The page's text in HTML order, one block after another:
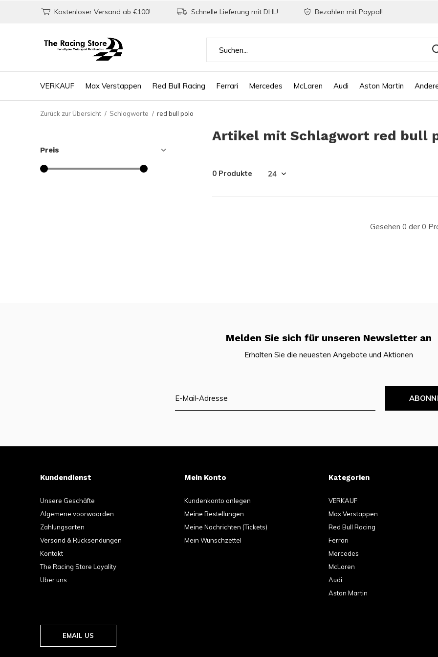
VERKAUF Max Verstappen Red Bull Racing Ferrari Mercedes McLaren Audi Aston Martin
Kostenloser Versand ab €100! Schnelle Lieferung mit DHL! Bezahlen mit Paypal!
Zurück zur Übersicht Schlagworte red bull polo
Artikel mit Schlagwort red bull
0 Produkte
Gesehen 0 der 0
Preis
Melden Sie sich für unseren Newsletter an
Erhalten Sie die neuesten Angebote und Aktionen
Kundendienst
Unsere Geschäfte
Algemene voorwaarden
Zahlungsarten
Versand & Rücksendungen
Kontakt
The Racing Store Loyality
Uber uns
Mein Konto
Kundenkonto anlegen
Meine Bestellungen
Meine Nachrichten (Tickets)
Mein Wunschzettel
Kategorien
VERKAUF
Max Verstappen
Red Bull Racing
Ferrari
Mercedes
McLaren
Audi
Aston Martin
EMAIL US